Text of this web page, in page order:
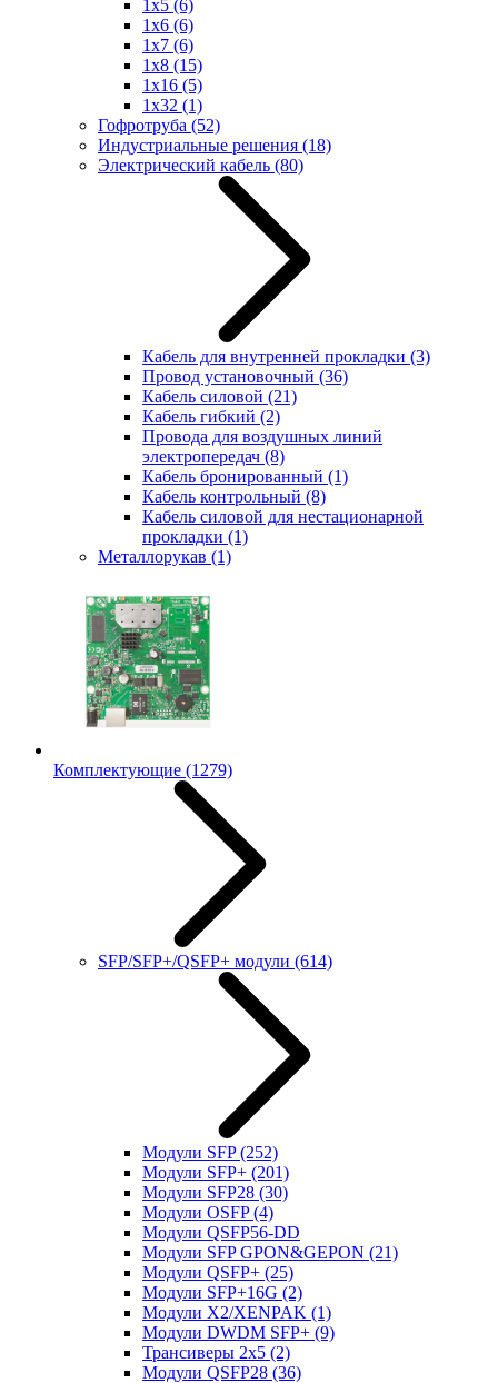
1x5 (6)
1x6 (6)
1x7 (6)
1x8 (15)
1x16 (5)
1x32 (1)
Гофротруба (52)
Индустриальные решения (18)
Электрический кабель (80)
Кабель для внутренней прокладки (3)
Провод установочный (36)
Кабель силовой (21)
Кабель гибкий (2)
Провода для воздушных линий
электропередач (8)
Кабель бронированный (1)
Кабель контрольный (8)
Кабель силовой для нестационарной
прокладки (1)
Металлорукав (1)
Комплектующие (1279)
SFP/SFP+/QSFP+ модули (614)
Модули SFP(252)
Модули SFP+ (201)
Модули SFP28 (30)
Модули OSFP(4)
Модули QSFP56-DD
Модули SFP GPON&GEPON (21)
Модули QSFP+ (25)
Модули SFP+16G (2)
Модули X2/XENPAK (1)
Модули DWDM SFP+ (9)
Трансиверы 2x5 (2)
Модули QSFP28 (36)